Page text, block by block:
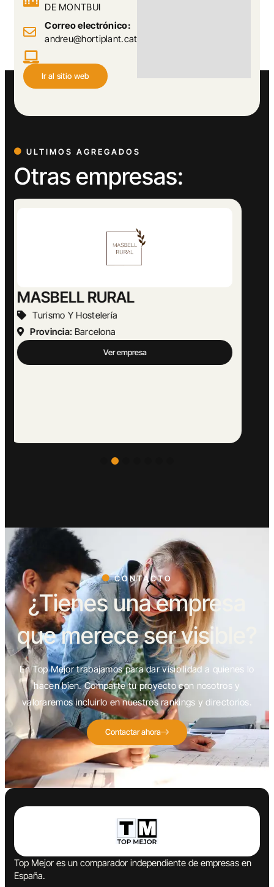
DE MONTBUI
Correo electrónico:
andreu@hortiplant.cat
Ir al sitio web
ULTIMOS AGREGADOS
Otras empresas:
Abogado Ángel López
Actividades Jurídicas
Provincia:Málaga
Ver empresa
CONTACTO
¿Tienes una empresa
que merece ser visible?
En Top Mejor trabajamos para dar visibilidad a quienes lo
hacen bien. Comparte tu proyecto con nosotros y
valoraremos incluirlo en nuestros rankings y directorios.
Contactar ahora
Top Mejor es un comparador independiente de empresas en
España.